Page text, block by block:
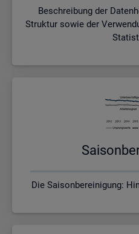
Beschreibung der
Struktur sowie der
Die Saisonbereinigung: